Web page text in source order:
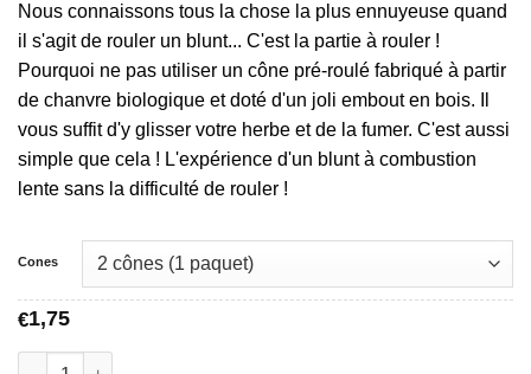
prix :
€1,75
à
€14,95
Nous connaissons tous la chose la plus ennuyeuse quand
il s'agit de rouler un blunt... C'est la partie à rouler !
Pourquoi ne pas utiliser un cône pré-roulé fabriqué à partir
de chanvre biologique et doté d'un joli embout en bois. Il
vous suffit d'y glisser votre herbe et de la fumer. C'est aussi
simple que cela ! L'expérience d'un blunt à combustion
lente sans la difficulté de rouler !
Cones
€1,75
quantité de Cyclones Hemp Wonderberry Blunt Cones